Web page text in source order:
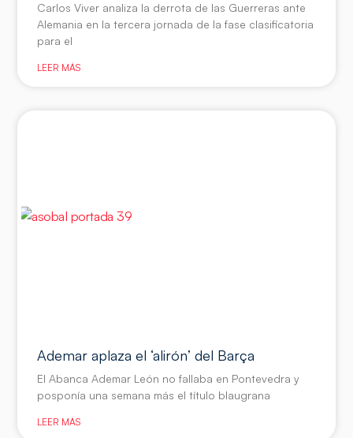
Carlos Viver analiza la derrota de las Guerreras ante
Alemania en la tercera jornada de la fase clasificatoria
para el
LEER MÁS
Ademar aplaza el ‘alirón’ del Barça
El Abanca Ademar León no fallaba en Pontevedra y
posponía una semana más el título blaugrana
LEER MÁS